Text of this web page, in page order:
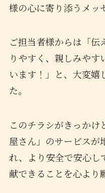
様の心に寄り添うメッ
ご担当者様からは「伝
りやすく、親しみやす
います！」と、大変嬉
た。
このチラシがきっかけ
屋さん」のサービスが
れ、より安全で安心し
献できることを心より